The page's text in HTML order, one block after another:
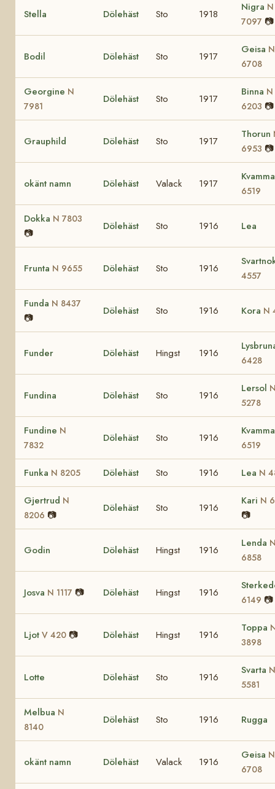
Stella Dölehäst Sto 1918
Nigra N
7097 📷
Bodil Dölehäst Sto 1917
Geisa N
6708
Georgine N
7981
Dölehäst Sto 1917
Binna N
6203 📷
Grauphild Dölehäst Sto 1917
Thorun
6953 📷
okänt namn Dölehäst Valack 1917
6519
Dokka N 7803
📷
Dölehäst Sto 1916 Lea
Frunta N 9655 Dölehäst Sto 1916
4557
Funda N 8437
📷
Dölehäst Sto 1916 Kora N
Funder Dölehäst Hingst 1916
6428
Fundina Dölehäst Sto 1916
Lersol
5278
Fundine N
7832
Dölehäst Sto 1916
6519
Funka N 8205 Dölehäst Sto 1916 Lea N
Gjertrud N
8206 📷
Dölehäst Sto 1916
Kari N
📷
Godin Dölehäst Hingst 1916
Lenda
6858
Josva N 1117 📷 Dölehäst Hingst 1916
6149 📷
Ljot V 420 📷 Dölehäst Hingst 1916
Toppa
3898
Lotte Dölehäst Sto 1916
Svarta N
5581
Melbua N
8140
Dölehäst Sto 1916 Rugga
okänt namn Dölehäst Valack 1916
Geisa N
6708